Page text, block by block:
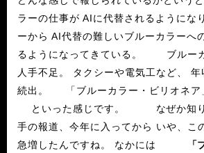
ラーの仕事が AIに代替されるようにな
ーから AI代替の難しいブルーカラーへ
るようになってきている。 ブルーカラーは今、深刻な
人手不足。 タクシーや電気工など、
続出。 「ブルーカラー・ビリオネア」も夢ではない✨
手の報道、今年に入ってから いや、こ